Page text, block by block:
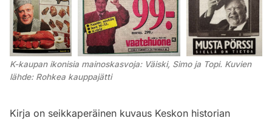
K-kaupan ikonisia mainoskasvoja: Väiski, Simo ja Topi. Kuvien
lähde: Rohkea kauppajätti
Kirja on seikkaperäinen kuvaus Keskon historian